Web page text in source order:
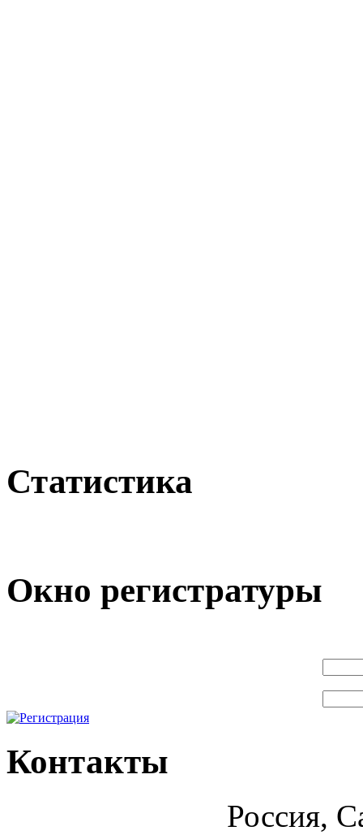
Статистика
Окно регистратуры
Контакты
Россия,